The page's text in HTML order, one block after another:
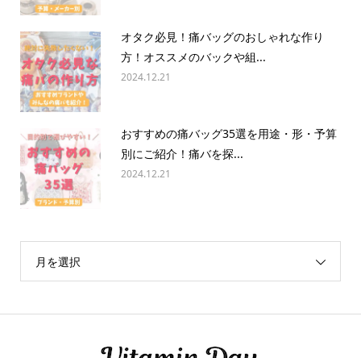
オタク必見！痛バッグのおしゃれな作り
方！オススメのバックや組...
2024.12.21
おすすめの痛バッグ35選を用途・形・予算
別にご紹介！痛バを探...
2024.12.21
月を選択